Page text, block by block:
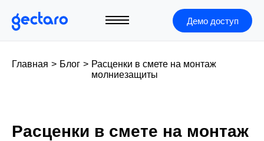
Демо доступ
Главная > Блог > Расценки в смете на монтаж
молниезащиты
Расценки в смете на монтаж